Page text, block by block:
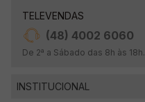
TELEVENDAS
(48) 4002 6060
De 2ª a Sábado das 8h às 18h.
INSTITUCIONAL